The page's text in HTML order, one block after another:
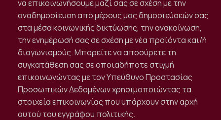
να επικοινωνήσουμε μαζί σας σε σχέση με την
αναδημοσίευση από μέρους μας δημοσιεύσεών σας
στα μέσα κοινωνικής δικτύωσης, την ανακοίνωση,
την ενημέρωσή σας σε σχέση με νέα προϊόντα και/ή
διαγωνισμούς. Μπορείτε να αποσύρετε τη
συγκατάθεση σας σε οποιαδήποτε στιγμή
επικοινωνώντας με τον Υπεύθυνο Προστασίας
Προσωπικών Δεδομένων χρησιμοποιώντας τα
στοιχεία επικοινωνίας που υπάρχουν στην αρχή
αυτού του εγγράφου πολιτικής.